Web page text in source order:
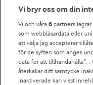
Fler Arlasajter
För ägare
Arlas kundportal
Arla.com
Falbygdens Ost
Arla webbshop
Vi bryr oss om din
Vi och våra6 partners
som webbläsardata eller
att välja Jag accepterar
för de syften som anges
data för att tillhandahålla”.
återkallar ditt samtycke
inaktiverade kan visst